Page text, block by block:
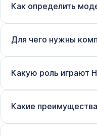
Как определить
Для чего нужны
Какую роль играют
Какие